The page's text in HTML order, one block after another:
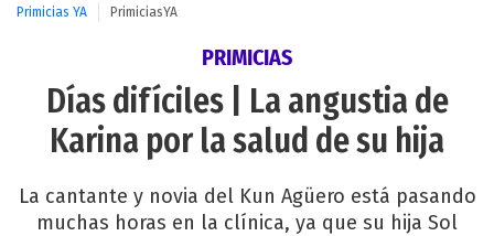
Primicias YA PrimiciasYA
PRIMICIAS
Días difíciles | La angustia de
Karina por la salud de su hija
La cantante y novia del Kun Agüero está pasando
muchas horas en la clínica, ya que su hija Sol